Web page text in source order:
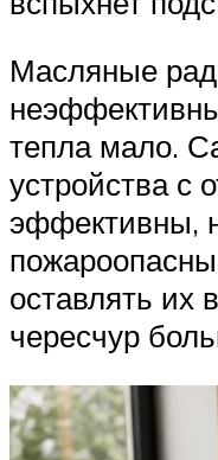
Масляные
тепла мало.
устройства с
эффективны,
оставлять
чересчур